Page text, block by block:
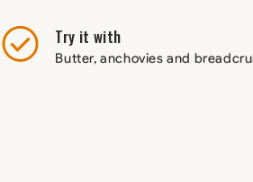
Try it with
Butter, anchovies and